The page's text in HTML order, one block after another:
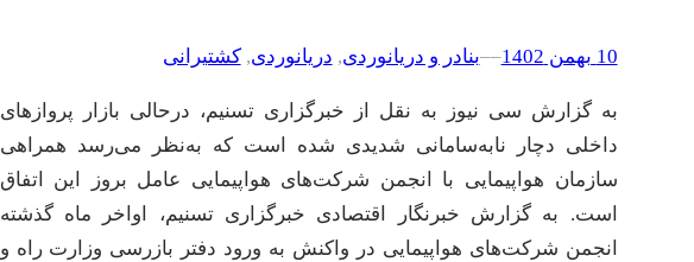
10 بهمن 1402 –
–بنادر و دریانوردی, دریانوردی, کشتیرانی
به گزارش سی نیوز به نقل از خبرگزاری تسنیم، درحالی بازار پروازهای
داخلی دچار نابه‌سامانی شدیدی شده است که به‌نظر می‌رسد همراهی
سازمان هواپیمایی با انجمن شرکت‌های هواپیمایی عامل بروز این اتفاق
است. به گزارش خبرنگار اقتصادی خبرگزاری تسنیم، اواخر ماه گذشته
انجمن شرکت‌های هواپیمایی در واکنش به ورود دفتر بازرسی وزارت راه و